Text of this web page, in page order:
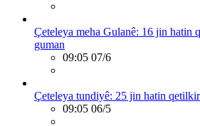
Çeteleya meha Gulanê: 16 jin hatin
guman
09:05 07/6
Çeteleya tundiyê: 25 jin hatin
09:05 06/5